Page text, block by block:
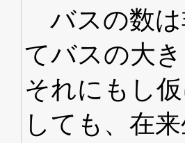
バスの数は
てバスの大
それにもし
しても、在